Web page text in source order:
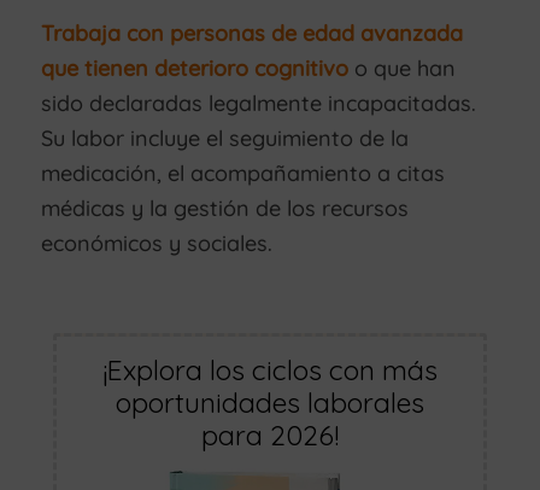
Trabaja con personas de edad avanzada
que tienen deterioro cognitivoo que han
sido declaradas legalmente incapacitadas.
Su labor incluye el seguimiento de la
medicación, el acompañamiento a citas
médicas y la gestión de los recursos
económicos y sociales.
¡Explora los ciclos con más
oportunidades laborales
para 2026!